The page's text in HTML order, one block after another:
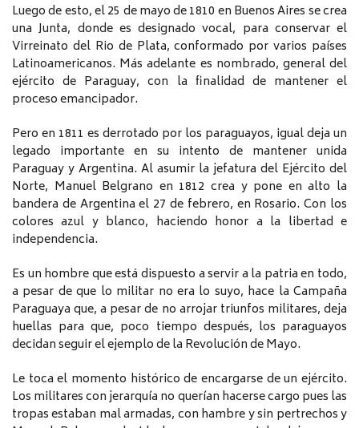
Luego de esto, el 25 de mayo de 1810 en Buenos Aires se crea
una Junta, donde es designado vocal, para conservar el
Virreinato del Rio de Plata, conformado por varios países
Latinoamericanos. Más adelante es nombrado, general del
ejército de Paraguay, con la finalidad de mantener el
proceso emancipador.
Pero en 1811 es derrotado por los paraguayos, igual deja un
legado importante en su intento de mantener unida
Paraguay y Argentina. Al asumir la jefatura del Ejército del
Norte, Manuel Belgrano en 1812 crea y pone en alto la
bandera de Argentina el 27 de febrero, en Rosario. Con los
colores azul y blanco, haciendo honor a la libertad e
independencia.
Es un hombre que está dispuesto a servir a la patria en todo,
a pesar de que lo militar no era lo suyo, hace la Campaña
Paraguaya que, a pesar de no arrojar triunfos militares, deja
huellas para que, poco tiempo después, los paraguayos
decidan seguir el ejemplo de la Revolución de Mayo.
Le toca el momento histórico de encargarse de un ejército.
Los militares con jerarquía no querían hacerse cargo pues las
tropas estaban mal armadas, con hambre y sin pertrechos y